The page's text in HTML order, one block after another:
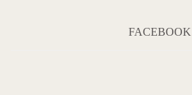
FACEBOOK